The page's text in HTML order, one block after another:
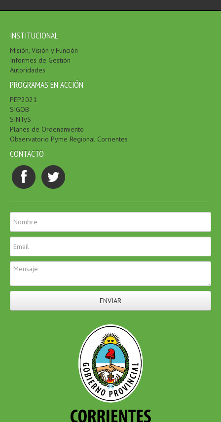
INSTITUCIONAL
Misión, Visión y Función
Informes de Gestión
Autoridades
PROGRAMAS EN ACCIÓN
PEP2021
SIGOB
SINTyS
Planes de Ordenamiento
Observatorio Pyme Regional Corrientes
CONTACTO
ENVIAR